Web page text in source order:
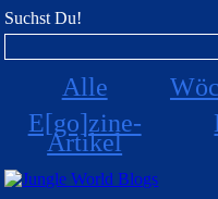
Suchst Du!
Alle
E[go]zine-
Artikel